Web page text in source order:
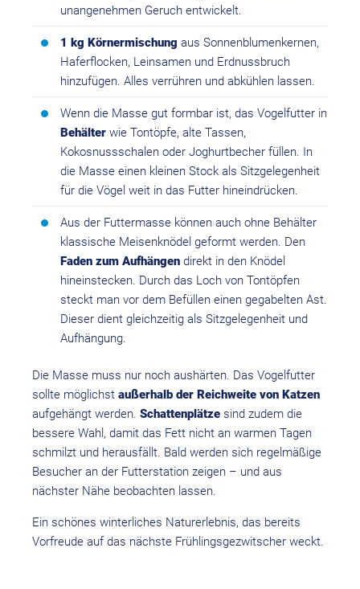
unangenehmen Geruch entwickelt.
1 kg Körnermischung aus Sonnenblumenkernen,
Haferflocken, Leinsamen und Erdnussbruch
hinzufügen. Alles verrühren und abkühlen lassen.
Wenn die Masse gut formbar ist, das Vogelfutter in
Behälter wie Tontöpfe, alte Tassen,
Kokosnussschalen oder Joghurtbecher füllen. In
die Masse einen kleinen Stock als Sitzgelegenheit
für die Vögel weit in das Futter hineindrücken.
Aus der Futtermasse können auch ohne Behälter
klassische Meisenknödel geformt werden. Den
Faden zum Aufhängen direkt in den Knödel
hineinstecken. Durch das Loch von Tontöpfen
steckt man vor dem Befüllen einen gegabelten Ast.
Dieser dient gleichzeitig als Sitzgelegenheit und
Aufhängung.
Die Masse muss nur noch aushärten. Das Vogelfutter
sollte möglichst außerhalb der Reichweite von Katzen
aufgehängt werden. Schattenplätze sind zudem die
bessere Wahl, damit das Fett nicht an warmen Tagen
schmilzt und herausfällt. Bald werden sich regelmäßige
Besucher an der Futterstation zeigen – und aus
nächster Nähe beobachten lassen.
Ein schönes winterliches Naturerlebnis, das bereits
Vorfreude auf das nächste Frühlingsgezwitscher weckt.